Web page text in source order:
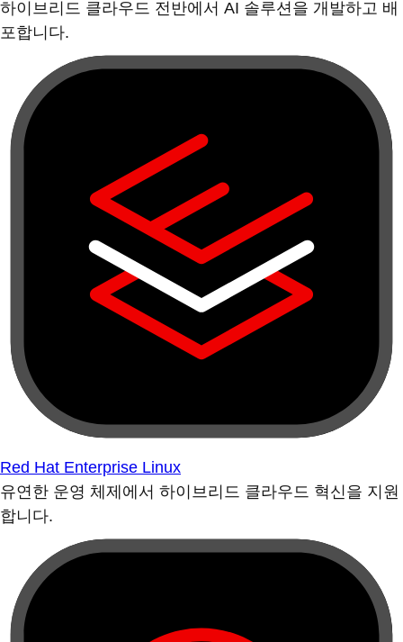
하이브리드 클라우드 전반에서 AI 솔루션을 개발하고 배
포합니다.
Red Hat Enterprise Linux
유연한 운영 체제에서 하이브리드 클라우드 혁신을 지원
합니다.